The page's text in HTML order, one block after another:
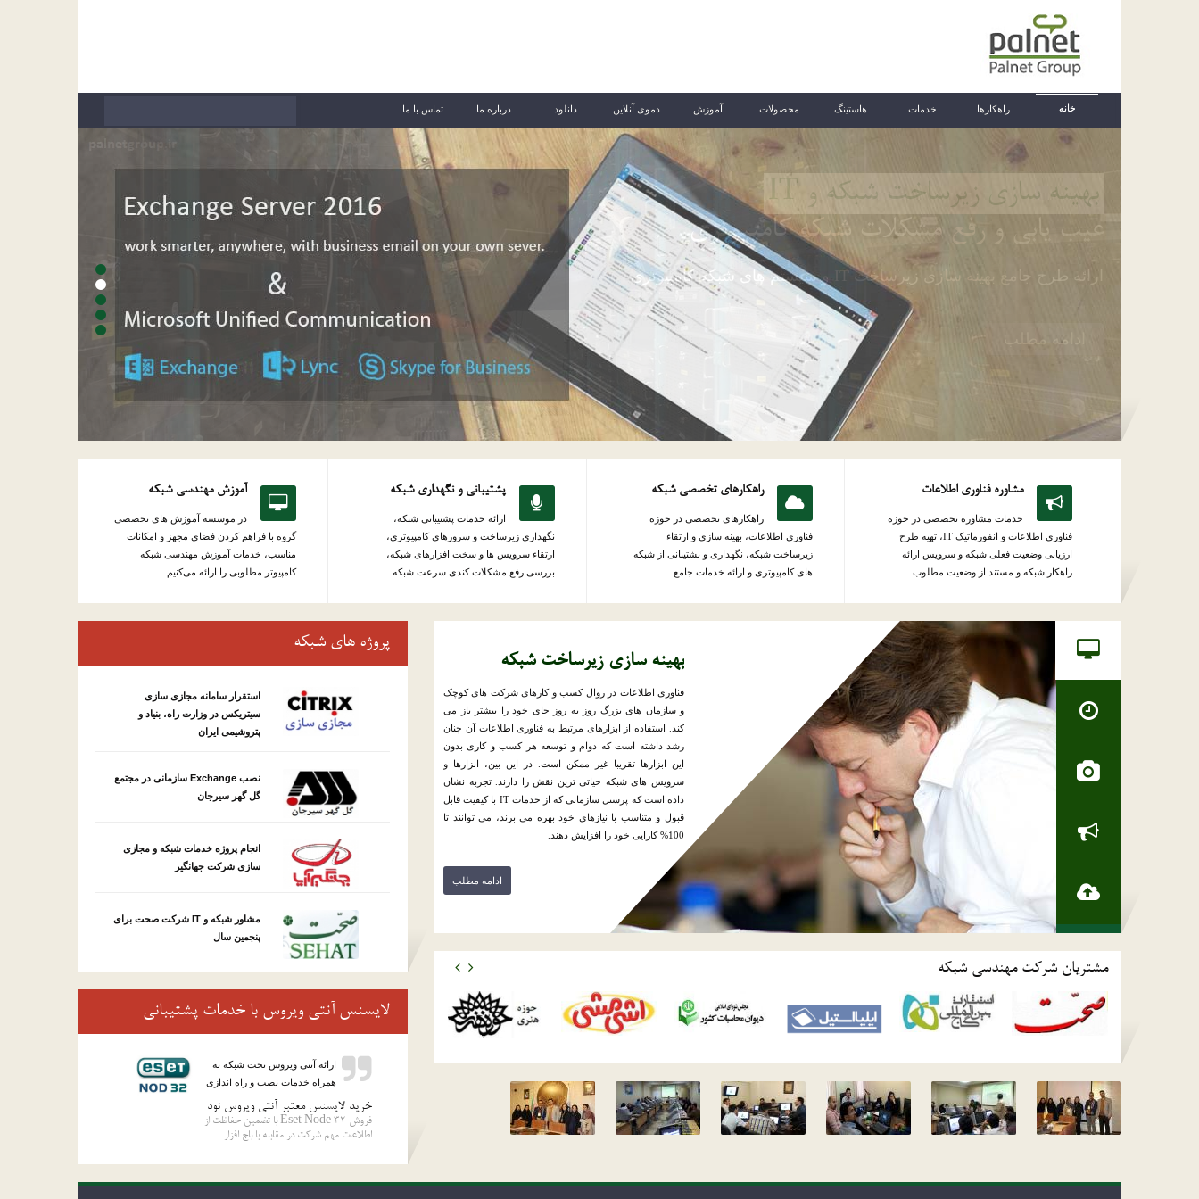
خانه راهکارها خدمات هاستینگ محصولات آموزش دموی آنلاین دانلود درباره ما تماس با ما
ایمیل سرور اختصاصی
پست الکترونیک درون سازمانی
ارائه میل سرور به همراه راهکار ارتباطات یکپارچه مایکروسافت
مشاوره فناوری اطلاعات
خدمات مشاوره تخصصی در حوزه
فناوری اطلاعات و انفورماتیک IT، تهیه طرح
ارزیابی وضعیت فعلی شبکه و سرویس ارائه
راهکار شبکه و مستند از وضعیت مطلوب
راهکارهای تخصصی شبکه
راهکارهای تخصصی در حوزه
فناوری اطلاعات، بهینه سازی و ارتقاء
زیرساخت شبکه، نگهداری و پشتیبانی از شبکه
های کامپیوتری و ارائه خدمات جامع
پشتیبانی و نگهداری شبکه
ارائه خدمات پشتیبانی شبکه،
نگهداری زیرساخت و سرورهای کامپیوتری،
ارتقاء سرویس ها و سخت افزارهای شبکه،
بررسی رفع مشکلات کندی سرعت شبکه
آموزش مهندسی شبکه
در موسسه آموزش های تخصصی
گروه با فراهم کردن فضای مجهز و امکانات
مناسب، خدمات آموزش مهندسی شبکه
کامپیوتر مطلوبی را ارائه می‌کنیم
بهینه سازی زیرساخت شبکه
فناوری اطلاعات در روال کسب و کارهای شرکت های کوچک
و سازمان های بزرگ روز به روز جای خود را بیشتر باز می
کند. استفاده از ابزارهای مرتبط به فناوری اطلاعات آن چنان
رشد داشته است که دوام و توسعه هر کسب و کاری بدون
این ابزارها تقریبا غیر ممکن است. در این بین، ابزارها و
سرویس های شبکه حیاتی ترین نقش را دارند. تجربه نشان
داده است که پرسنل سازمانی که از خدمات IT با کیفیت قابل
قبول و متناسب با نیازهای خود بهره می برند، می توانند تا
100% کارایی خود را افزایش دهند.
ادامه مطلب
مشتریان شرکت مهندسی شبکه
پروژه های شبکه
استقرار سامانه مجازی سازی
سیتریکس در وزارت راه، بنیاد و
پتروشیمی ایران
نصب Exchange سازمانی در مجتمع
گل گهر سیرجان
انجام پروژه خدمات شبکه و مجازی
سازی شرکت جهانگیر
مشاور شبکه و IT شرکت صحت برای
پنجمین سال
لایسنس آنتی ویروس با خدمات پشتیبانی
ارائه آنتی ویروس تحت شبکه به
همراه خدمات نصب و راه اندازی
خرید لایسنس معتبر آنتی ویروس نود
فروش 32 Eset Node با تضمین حفاظت از
اطلاعات مهم شرکت در مقابله با باج افزار